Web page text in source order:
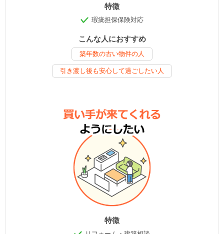
特徴
瑕疵担保保険対応
こんな人におすすめ
築年数の古い物件の人
引き渡し後も安心して過ごしたい人
特徴